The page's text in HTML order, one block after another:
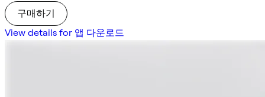
구매하기
View details for 앱 다운로드